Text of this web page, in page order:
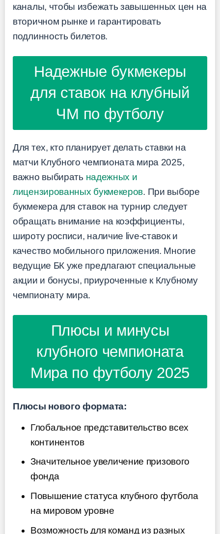
каналы, чтобы избежать завышенных цен на
вторичном рынке и гарантировать
подлинность билетов.
Надежные букмекеры
для ставок на клубный
ЧМ по футболу
Для тех, кто планирует делать ставки на
матчи Клубного чемпионата мира 2025,
важно выбирать надежных и
лицензированных букмекеров. При выборе
букмекера для ставок на турнир следует
обращать внимание на коэффициенты,
широту росписи, наличие live-ставок и
качество мобильного приложения. Многие
ведущие БК уже предлагают специальные
акции и бонусы, приуроченные к Клубному
чемпионату мира.
Плюсы и минусы
клубного чемпионата
Мира по футболу 2025
Плюсы нового формата:
Глобальное представительство всех
континентов
Значительное увеличение призового
фонда
Повышение статуса клубного футбола
на мировом уровне
Возможность для команд из разных